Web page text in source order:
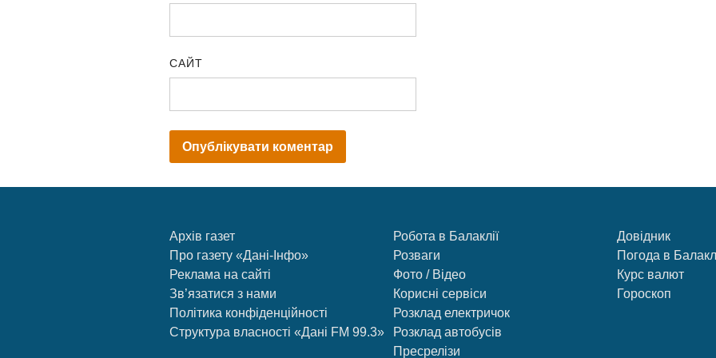
САЙТ
Архів газет
Про газету «Дані-Інфо»
Реклама на сайті
Зв’язатися з нами
Політика конфіденційності
Структура власності «Дані FM 99.3»
Робота в Балаклії
Розваги
Фото / Відео
Корисні сервіси
Розклад електричок
Розклад автобусів
Пресрелізи
Довідник
Погода в
Курс валют
Гороскоп